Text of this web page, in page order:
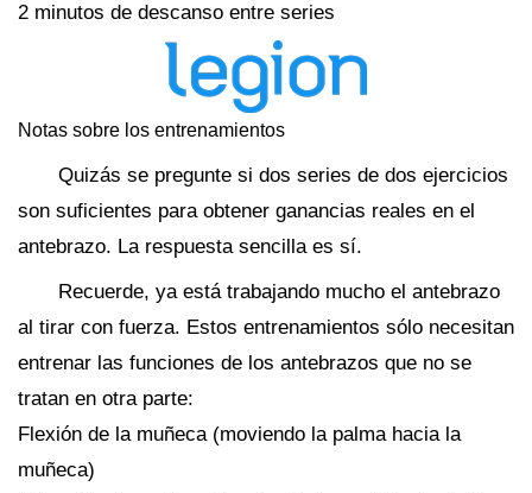
2 minutos de descanso entre series
Notas sobre los entrenamientos
Quizás se pregunte si dos series de dos ejercicios
son suficientes para obtener ganancias reales en el
antebrazo. La respuesta sencilla es sí.
Recuerde, ya está trabajando mucho el antebrazo
al tirar con fuerza. Estos entrenamientos sólo necesitan
entrenar las funciones de los antebrazos que no se
tratan en otra parte:
Flexión de la muñeca (moviendo la palma hacia la
muñeca)